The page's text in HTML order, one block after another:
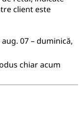
client este
07 – duminică,
chiar acum